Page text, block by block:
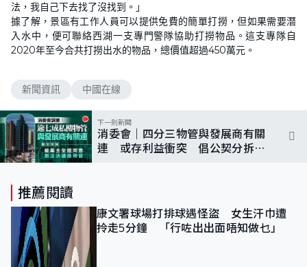
法，我自己下去找了沒找到。」
據了解，景區有工作人員可以提供免費的簡單打撈，但如果需要潛
入水中，便可聯絡西湖一支專門警隊協助打撈物品。這支專隊自
2020年至今合共打撈出水的物品，總價值超過450萬元。
新聞資訊 中國在線
下一則新聞
消委會｜四分三物管與發展商有關
連 或存利益衝突 倡公契分拆
推薦閱讀
康文署球場打排球遇怪盜 女生汗巾遭
拎走5分鐘 「行咗出出面唔知做乜」